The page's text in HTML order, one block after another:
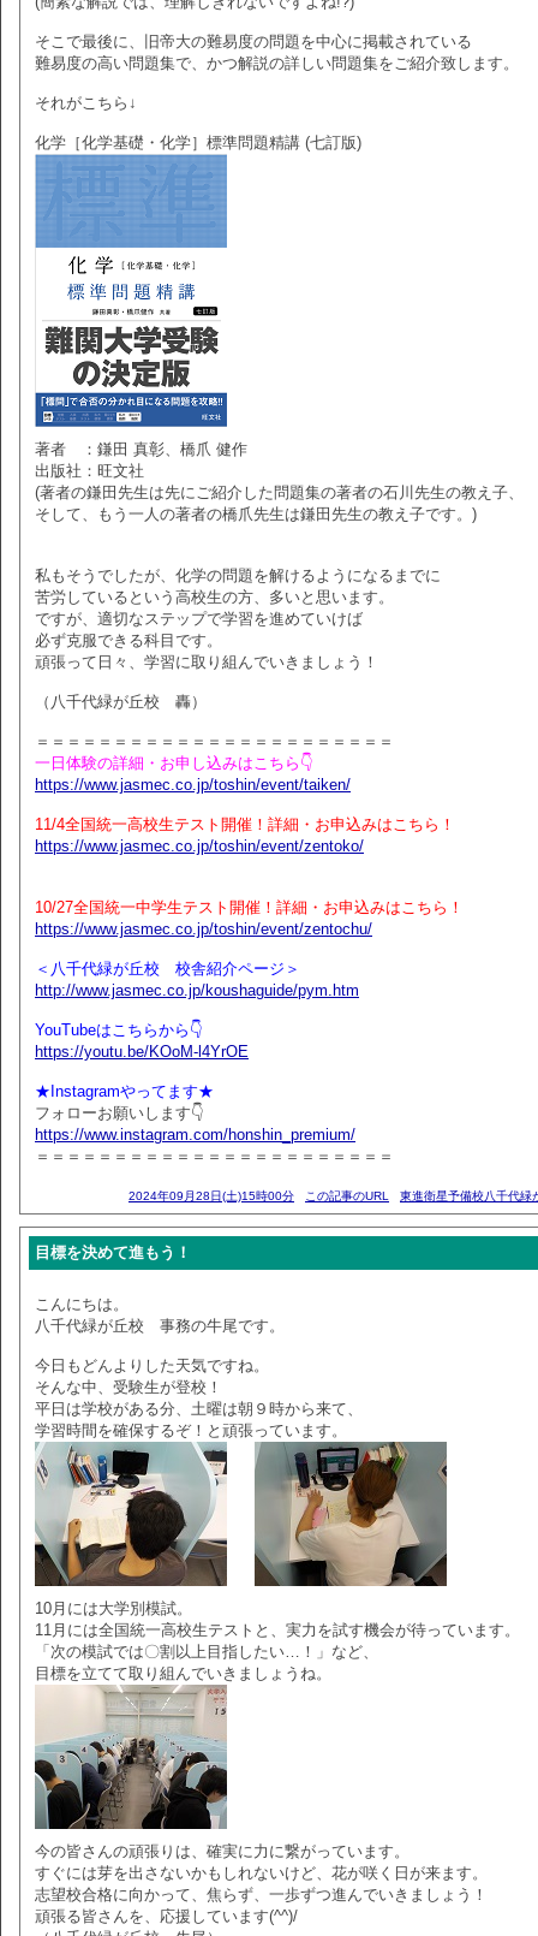
そこで最後に、旧帝大の難易度の問題を中心に掲載されている
難易度の高い問題集で、かつ解説の詳しい問題集をご紹介致します。
それがこちら↓
化学［化学基礎・化学］標準問題精講 (七訂版)
著者 ：鎌田 真彰、橋爪 健作
出版社：旺文社
(著者の鎌田先生は先にご紹介した問題集の著者の石川先生の教え子、
そして、もう一人の著者の橋爪先生は鎌田先生の教え子です。)
私もそうでしたが、化学の問題を解けるようになるまでに
苦労しているという高校生の方、多いと思います。
ですが、適切なステップで学習を進めていけば
必ず克服できる科目です。
頑張って日々、学習に取り組んでいきましょう！
（八千代緑が丘校 轟）
＝＝＝＝＝＝＝＝＝＝＝＝＝＝＝＝＝＝＝＝＝＝＝
一日体験の詳細・お申し込みはこちら👇
https://www.jasmec.co.jp/toshin/event/taiken/
11/4全国統一高校生テスト開催！詳細・お申込みはこちら！
https://www.jasmec.co.jp/toshin/event/zentoko/
10/27全国統一中学生テスト開催！詳細・お申込みはこちら！
https://www.jasmec.co.jp/toshin/event/zentochu/
＜八千代緑が丘校 校舎紹介ページ＞
http://www.jasmec.co.jp/koushaguide/pym.htm
YouTubeはこちらから👇
https://youtu.be/KOoM-l4YrOE
★Instagramやってます★
フォローお願いします👇
https://www.instagram.com/honshin_premium/
＝＝＝＝＝＝＝＝＝＝＝＝＝＝＝＝＝＝＝＝＝＝＝
2024年09月28日(土)15時00分 この記事のURL 東進衛星予備校八千代緑
目標を決めて進もう！
こんにちは。
八千代緑が丘校 事務の牛尾です。
今日もどんよりした天気ですね。
そんな中、受験生が登校！
平日は学校がある分、土曜は朝９時から来て、
学習時間を確保するぞ！と頑張っています。
10月には大学別模試。
11月には全国統一高校生テストと、実力を試す機会が待っています。
「次の模試では〇割以上目指したい…！」など、
目標を立てて取り組んでいきましょうね。
今の皆さんの頑張りは、確実に力に繋がっています。
すぐには芽を出さないかもしれないけど、花が咲く日が来ます。
志望校合格に向かって、焦らず、一歩ずつ進んでいきましょう！
頑張る皆さんを、応援しています(^^)/